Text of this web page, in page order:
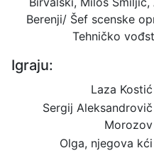
Berenji/ Šef scenske
Tehničko
Igraju:
Laza Kostić
Sergij Aleksandrovič
Morozov
Olga, njegova kći